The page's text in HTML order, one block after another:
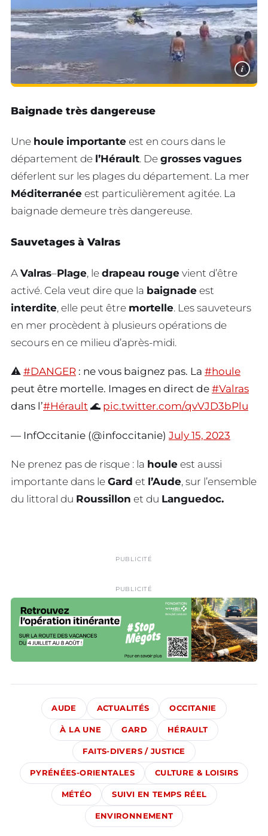
i
Baignade très dangereuse
Une houle importante est en cours dans le
département de l’Hérault. De grosses vagues
déferlent sur les plages du département. La mer
Méditerranée est particulièrement agitée. La
baignade demeure très dangereuse.
Sauvetages à Valras
A Valras–Plage, le drapeau rouge vient d’être
activé. Cela veut dire que la baignade est
interdite, elle peut être mortelle. Les sauveteurs
en mer procèdent à plusieurs opérations de
secours en ce milieu d’après-midi.
⚠️ #DANGER : ne vous baignez pas. La #houle
peut être mortelle. Images en direct de #Valras
dans l’#Hérault 🌊 pic.twitter.com/qvVJD3bPlu
— InfOccitanie (@infoccitanie) July 15, 2023
Ne prenez pas de risque : la houle est aussi
importante dans le Gard et l’Aude, sur l’ensemble
du littoral du Roussillon et du Languedoc.
PUBLICITÉ
PUBLICITÉ
AUDE ACTUALITÉS OCCITANIE
À LA UNE GARD HÉRAULT
FAITS-DIVERS / JUSTICE
PYRÉNÉES-ORIENTALES CULTURE & LOISIRS
MÉTÉO SUIVI EN TEMPS RÉEL
ENVIRONNEMENT